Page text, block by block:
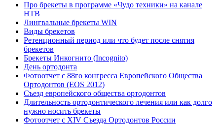
Про брекеты в программе «Чудо техники» на канале
НТВ
Лингвальные брекеты WIN
Виды брекетов
Ретенционный период или что будет после снятия
брекетов
Брекеты Инкогнито (Incognito)
День ортодонта
Фотоотчет с 88го конгресса Европейского Общества
Ортодонтов (EOS 2012)
Съезд европейского общества ортодонтов
Длительность ортодонтического лечения или как долго
нужно носить брекеты
Фотоотчет с XIV Съезда Ортодонтов России